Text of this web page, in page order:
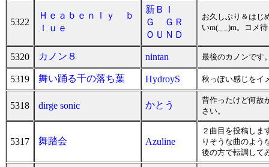
5322
Ｈｅａｂｅｎｌｙ ｂ
ｌｕｅ
新ＢＩ
Ｇ ＧＲ
ＯＵＮＤ
お久しぶり＆はじ
いm(_ _)m。コメ
5320 カノン８ nintan 最後のカノンです
5319 舞い踊る千の落ち葉 HydroyS 秋っぽい感じをイ
5318 dirge sonic かとう
昔作ったけど何故
さい。
5317 舞踏会 Azuline
２曲目を投稿しま
りそうな曲のよう
後の方で転調して